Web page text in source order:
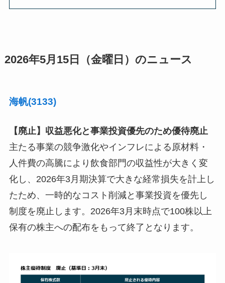
2026年5月15日（金曜日）のニュース
海帆(3133)
【廃止】収益悪化と事業投資優先のため優待廃止
主たる事業の競争激化やインフレによる原材料・
人件費の高騰により飲食部門の収益性が大きく変
化し、2026年3月期決算で大きな経常損失を計上し
たため、一時的なコスト削減と事業投資を優先し
制度を廃止します。2026年3月末時点で100株以上
保有の株主への配布をもって終了となります。